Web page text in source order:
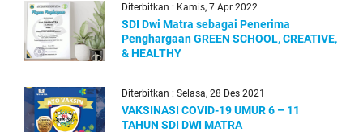
Diterbitkan : Kamis, 7 Apr 2022
SDI Dwi Matra sebagai Penerima
Penghargaan GREEN SCHOOL, CREATIVE,
& HEALTHY
Diterbitkan : Selasa, 28 Des 2021
VAKSINASI COVID-19 UMUR 6 – 11
TAHUN SDI DWI MATRA